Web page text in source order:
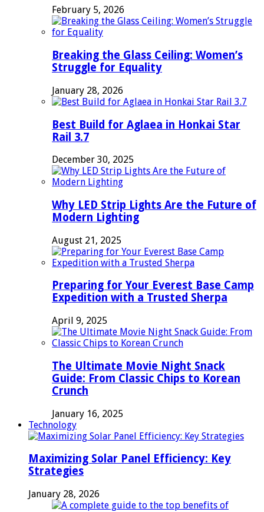
February 5, 2026
Breaking the Glass Ceiling: Women’s
Struggle for Equality
January 28, 2026
Best Build for Aglaea in Honkai Star
Rail 3.7
December 30, 2025
Why LED Strip Lights Are the Future of
Modern Lighting
August 21, 2025
Preparing for Your Everest Base Camp
Expedition with a Trusted Sherpa
April 9, 2025
The Ultimate Movie Night Snack
Guide: From Classic Chips to Korean
Crunch
January 16, 2025
Technology
Maximizing Solar Panel Efficiency: Key
Strategies
January 28, 2026